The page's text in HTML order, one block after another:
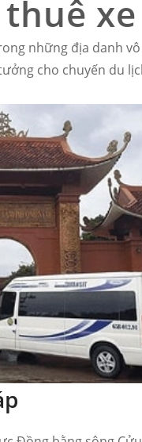
những địa danh
cho chuyến du